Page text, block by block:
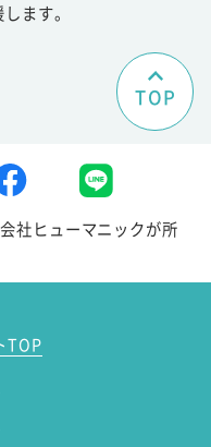
ます。
TOP
社ヒューマニックが所
TOP